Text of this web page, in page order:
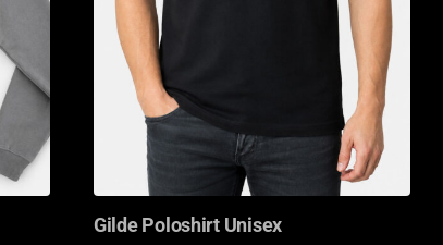
Gilde Poloshirt Unisex